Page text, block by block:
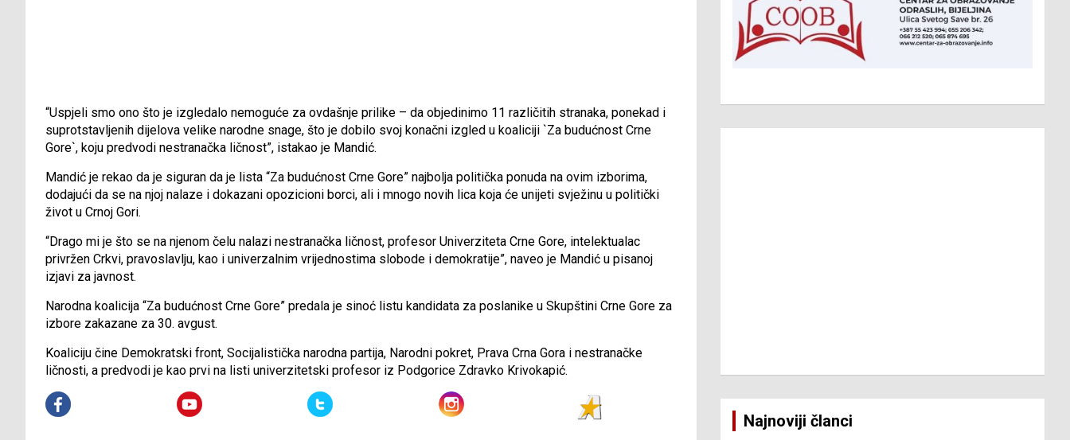
“Uspjeli smo ono što je izgledalo nemoguće za ovdašnje prilike – da objedinimo 11 različitih stranaka, ponekad i
suprotstavljenih dijelova velike narodne snage, što je dobilo svoj konačni izgled u koaliciji `Za budućnost Crne
Gore`, koju predvodi nestranačka ličnost”, istakao je Mandić.
Mandić je rekao da je siguran da je lista “Za budućnost Crne Gore” najbolja politička ponuda na ovim izborima,
dodajući da se na njoj nalaze i dokazani opozicioni borci, ali i mnogo novih lica koja će unijeti svježinu u politički
život u Crnoj Gori.
“Drago mi je što se na njenom čelu nalazi nestranačka ličnost, profesor Univerziteta Crne Gore, intelektualac
privržen Crkvi, pravoslavlju, kao i univerzalnim vrijednostima slobode i demokratije”, naveo je Mandić u pisanoj
izjavi za javnost.
Narodna koalicija “Za budućnost Crne Gore” predala je sinoć listu kandidata za poslanike u Skupštini Crne Gore za
izbore zakazane za 30. avgust.
Koaliciju čine Demokratski front, Socijalistička narodna partija, Narodni pokret, Prava Crna Gora i nestranačke
ličnosti, a predvodi je kao prvi na listi univerzitetski profesor iz Podgorice Zdravko Krivokapić.
Najnoviji članci